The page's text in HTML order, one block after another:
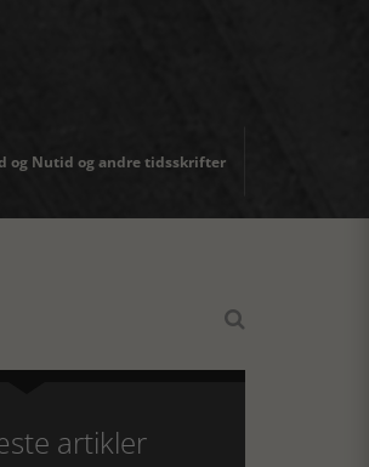
og Nutid og andre tidsskrifter

artikler